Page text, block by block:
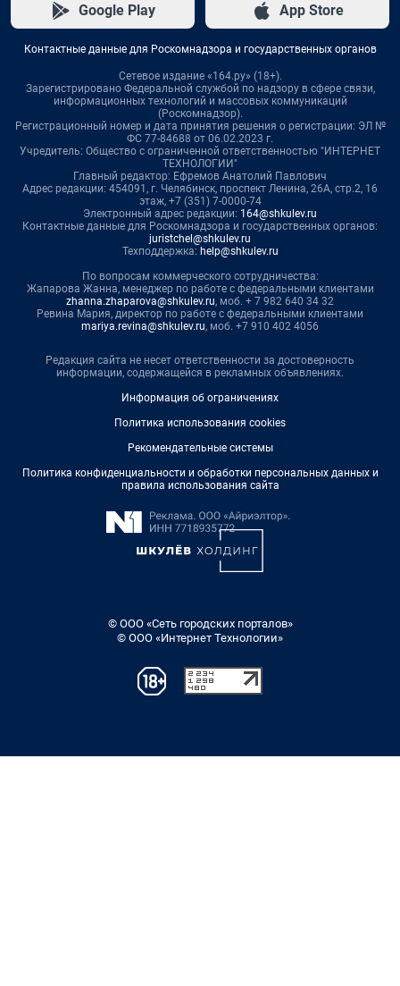
Google Play App Store
Контактные данные для Роскомнадзора и государственных органов
Сетевое издание «164.ру» (18+).
Зарегистрировано Федеральной службой по надзору в сфере связи,
информационных технологий и массовых коммуникаций
(Роскомнадзор).
Регистрационный номер и дата принятия решения о регистрации: ЭЛ №
ФС 77-84688 от 06.02.2023 г.
Учредитель: Общество с ограниченной ответственностью "ИНТЕРНЕТ
ТЕХНОЛОГИИ"
Главный редактор: Ефремов Анатолий Павлович
Адрес редакции: 454091, г. Челябинск, проспект Ленина, 26А, стр.2, 16
этаж, +7 (351) 7-0000-74
Электронный адрес редакции: 164@shkulev.ru
Контактные данные для Роскомнадзора и государственных органов:
juristchel@shkulev.ru
Техподдержка: help@shkulev.ru
По вопросам коммерческого сотрудничества:
Жапарова Жанна, менеджер по работе с федеральными клиентами
zhanna.zhaparova@shkulev.ru, моб. + 7 982 640 34 32
Ревина Мария, директор по работе с федеральными клиентами
mariya.revina@shkulev.ru, моб. +7 910 402 4056
Редакция сайта не несет ответственности за достоверность
информации, содержащейся в рекламных объявлениях.
Информация об ограничениях
Политика использования cookies
Рекомендательные системы
Политика конфиденциальности и обработки персональных данных и
правила использования сайта
© ООО «Сеть городских порталов»
© ООО «Интернет Технологии»